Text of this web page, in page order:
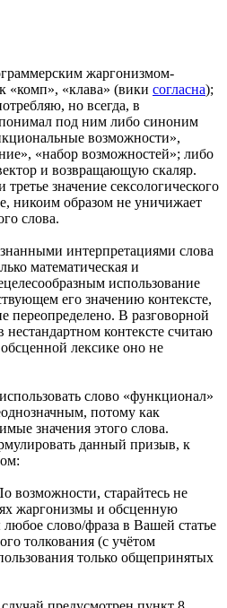
жаргонизмом-
«комп», «клава» (вики согласна);
но всегда, в
понимал под ним либо синоним
возможности»,
«набор возможностей»; либо
и возвращающую скаляр.
третье значение сексологического
никоим образом не уничижает
слова.
интерпретациями слова
математическая и
использование
его значению контексте,
переопределено. В разговорной
нестандартном контексте считаю
лексике оно не
слово «функционал»
потому как
значения этого слова.
данный призыв, к
возможности, старайтесь не
жаргонизмы и обсценную
слово/фраза в Вашей статье
толкования (с учётом
только общепринятых